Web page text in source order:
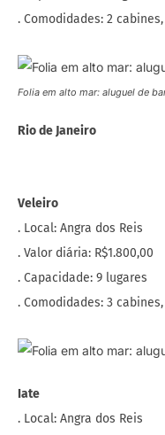
. Comodidades: 2
Folia em alto mar: aluguel de
Rio de Janeiro
Veleiro
. Local: Angra dos Reis
. Valor diária: R$1.800,00
. Capacidade: 9 lugares
. Comodidades: 3
Iate
. Local: Angra dos Reis